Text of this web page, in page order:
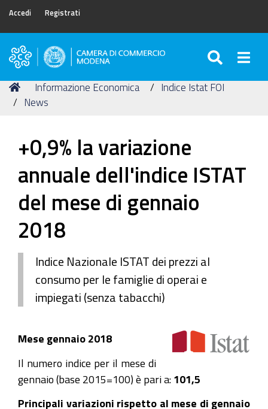
Accedi Registrati
Camera
Commercio
di
Tu
sei
Home
Informazione Economica
Indice Istat FOI
News
+0,9% la variazione
annuale dell'indice ISTAT
del mese di gennaio
2018
Indice Nazionale ISTAT dei prezzi al
consumo per le famiglie di operai e
impiegati (senza tabacchi)
Mese gennaio 2018
Il numero indice per il mese di
gennaio (base 2015=100) è pari a: 101,5
Principali variazioni rispetto al mese di gennaio